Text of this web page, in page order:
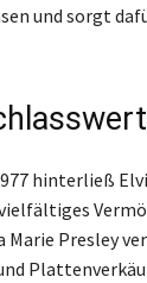
und sorgt
hinterließ
Marie Presley